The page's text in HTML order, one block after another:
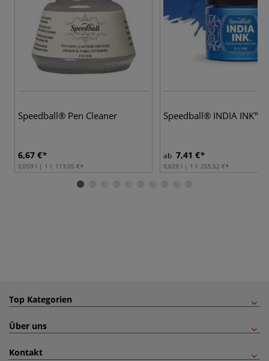
Speedball® Pen Cleaner
6,67 €
0,059 l | 1 l: 113,05 €
Speedball® INDIA INK™
ab 7,41 €
0,029 l | 1 l: 255,52 €
Top Kategorien
Über uns
Kontakt